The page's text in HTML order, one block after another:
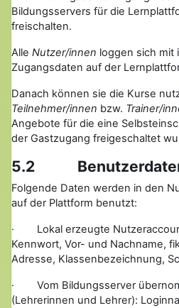
Bildungsservers für die
freischalten.
Alle Nutzer/innen loggen sich mit
Zugangsdaten auf der
Danach können sie die Kurse
Teilnehmer/innen bzw. Trainer/
Angebote für die eine
der Gastzugang freigeschaltet
5.2
Folgende Daten werden in den
auf der Plattform benutzt:
· Lokal erzeugte
Kennwort, Vor- und Nachname,
Adresse, Klassenbezeichnung,
· Vom Bildungsserver
(Lehrerinnen und Lehrer):